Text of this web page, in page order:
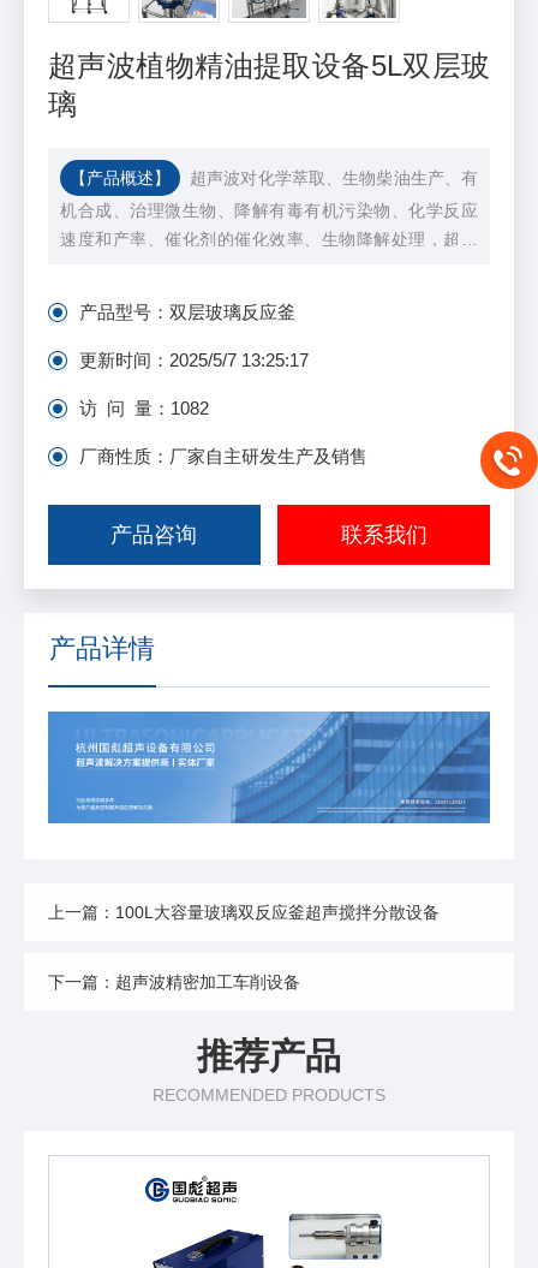
超声波植物精油提取设备5L双层玻
璃
【产品概述】
超声波对化学萃取、生物柴油生产、有
机合成、治理微生物、降解有毒有机污染物、化学反应
速度和产率、催化剂的催化效率、生物降解处理，超声
度，降低反应条件。
产品型号： 双层玻璃反应釜
更新时间： 2025/5/7 13:25:17
访 问 量： 1082
厂商性质：厂家自主研发生产及销售
产品咨询 联系我们
产品详情
上一篇：100L大容量玻璃双反应釜超声搅拌分散设备
下一篇：超声波精密加工车削设备
推荐产品
RECOMMENDED PRODUCTS